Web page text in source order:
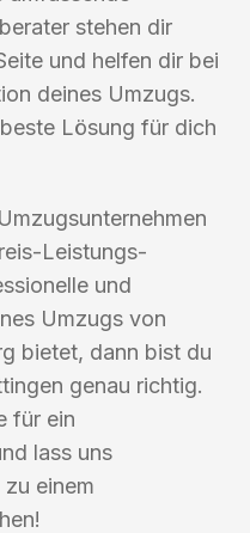
stehen dir
und helfen dir bei
deines Umzugs.
Lösung für dich
Leistungs-
und
Umzugs von
bietet, dann bist du
genau richtig.
für ein
lass uns
einem